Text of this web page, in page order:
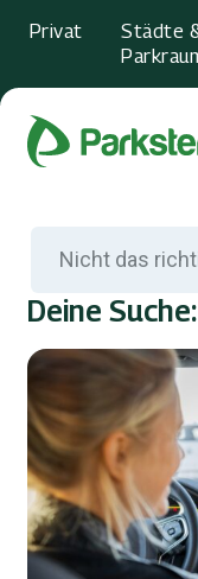
Privat
Städte
Deine Suche: